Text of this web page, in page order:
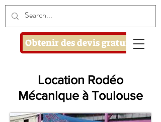
Obtenir des devis gratuits
Location Rodéo
Mécanique à Toulouse